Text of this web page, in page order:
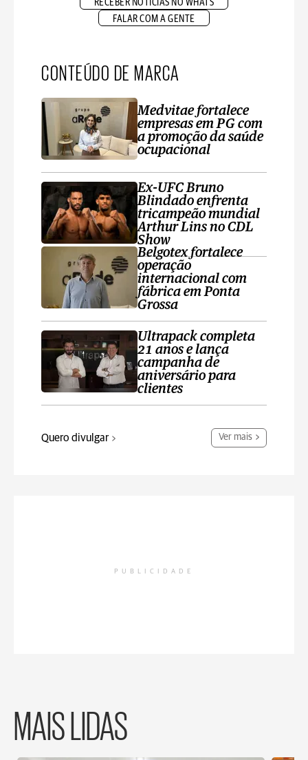
RECEBER NOTÍCIAS NO WHATS
FALAR COM A GENTE
CONTEÚDO DE MARCA
Medvitae fortalece
empresas em PG com
a promoção da saúde
ocupacional
Ex-UFC Bruno
Blindado enfrenta
tricampeão mundial
Arthur Lins no CDL
Show
Belgotex fortalece
operação
internacional com
fábrica em Ponta
Grossa
Ultrapack completa
21 anos e lança
campanha de
aniversário para
clientes
Quero divulgar Ver mais
PUBLICIDADE
MAIS LIDAS